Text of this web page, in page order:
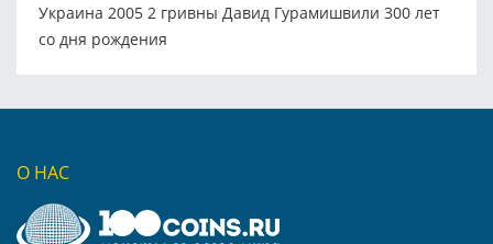
Украина 2005 2 гривны Давид Гурамишвили 300 лет
со дня рождения
О НАС